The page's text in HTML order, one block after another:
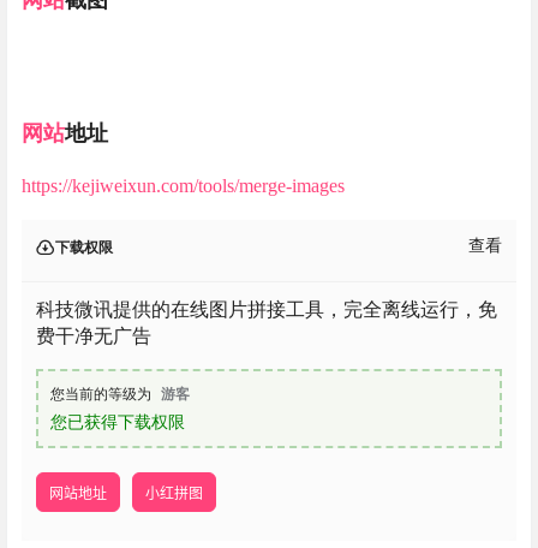
网站地址
https://kejiweixun.com/tools/merge-images
下载权限 查看
科技微讯提供的在线图片拼接工具，完全离线运行，免
费干净无广告
您当前的等级为 游客
您已获得下载权限
网站地址 小红拼图